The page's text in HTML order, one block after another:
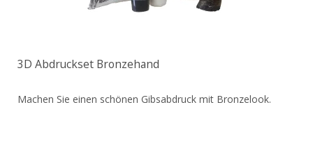
3D Abdruckset Bronzehand
Machen Sie einen schönen Gibsabdruck mit Bronzelook.